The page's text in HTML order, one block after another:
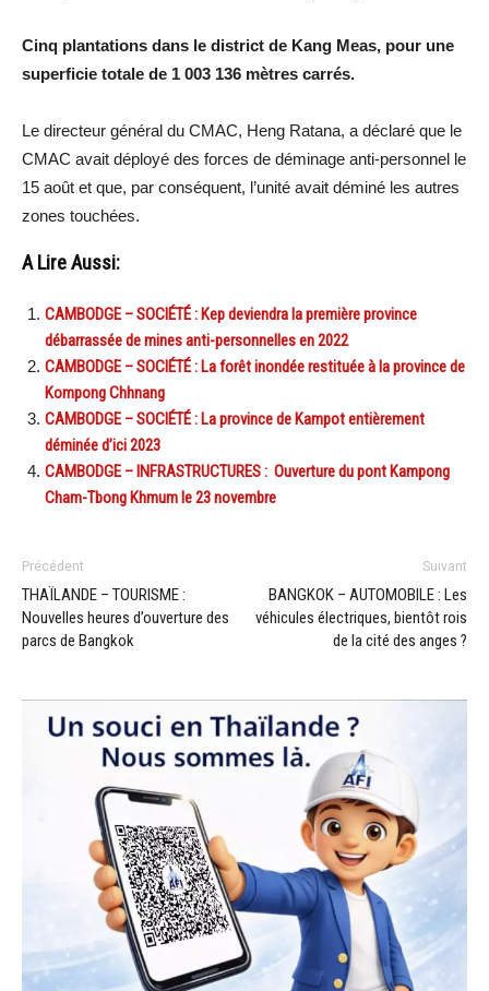
Cinq plantations dans le district de Kang Meas, pour une
superficie totale de 1 003 136 mètres carrés.
Le directeur général du CMAC, Heng Ratana, a déclaré que le
CMAC avait déployé des forces de déminage anti-personnel le
15 août et que, par conséquent, l’unité avait déminé les autres
zones touchées.
A Lire Aussi:
CAMBODGE – SOCIÉTÉ : Kep deviendra la première province
débarrassée de mines anti-personnelles en 2022
CAMBODGE – SOCIÉTÉ : La forêt inondée restituée à la province de
Kompong Chhnang
CAMBODGE – SOCIÉTÉ : La province de Kampot entièrement
déminée d’ici 2023
CAMBODGE – INFRASTRUCTURES : Ouverture du pont Kampong
Cham-Tbong Khmum le 23 novembre
Précédent
THAÏLANDE – TOURISME :
Nouvelles heures d’ouverture des
parcs de Bangkok
Suivant
BANGKOK – AUTOMOBILE : Les
véhicules électriques, bientôt rois
de la cité des anges ?